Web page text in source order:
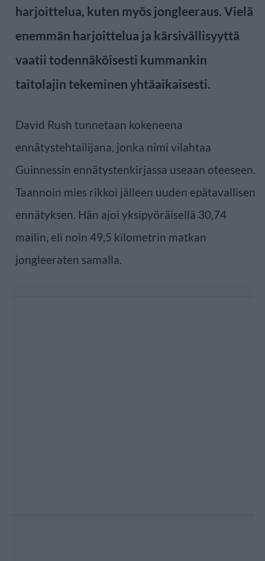
harjoittelua, kuten myös jongleeraus. Vielä
enemmän harjoittelua ja kärsivällisyyttä
vaatii todennäköisesti kummankin
taitolajin tekeminen yhtäaikaisesti.
David Rush tunnetaan kokeneena
ennätystehtailijana, jonka nimi vilahtaa
Guinnessin ennätystenkirjassa useaan oteeseen.
Taannoin mies rikkoi jälleen uuden epätavallisen
ennätyksen. Hän ajoi yksipyöräisellä 30,74
mailin, eli noin 49,5 kilometrin matkan
jongleeraten samalla.